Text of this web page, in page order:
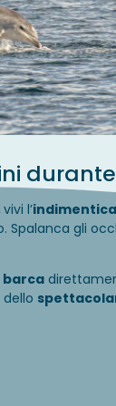
vivi l’
Spalanca gli
barca